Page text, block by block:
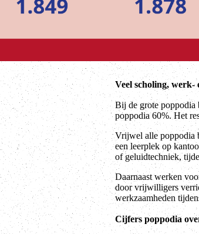
Veel scholing,
Bij de grote poppodia
poppodia 60%. Het
Vrijwel alle poppodia
een leerplek op
of geluidtechniek,
Daarnaast werken
door vrijwilligers
werkzaamheden
Cijfers poppodia